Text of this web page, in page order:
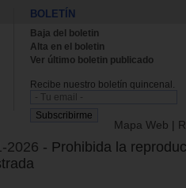
BOLETÍN
Baja del boletin
Alta en el boletin
Ver último boletin publicado
Recibe nuestro boletín quincenal.
Mapa Web |
2026 - Prohibida la